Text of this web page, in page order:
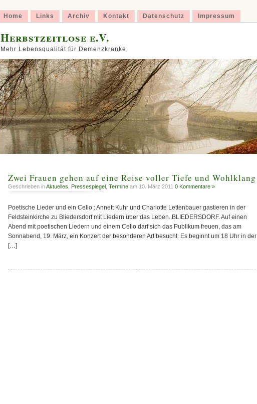
Home Links Archiv Kontakt Datenschutz Impressum
Herbstzeitlose e.V.
Mehr Lebensqualität für Demenzkranke
Zwei Frauen gehen auf eine Reise voller Tiefe und Wohlklang
Geschrieben inAktuelles Pressespiegel Termine am 10. März 2011 0 Kommentare »
Poetische Lieder und ein Cello : Annett Kuhr und Charlotte Lettenbauer gastieren in der
Feldsteinkirche zu Bliedersdorf mit Liedern über das Leben. BLIEDERSDORF. Auf einen
Abend mit poetischen Liedern und einem Cello darf sich das Publikum freuen, das am
Sonnabend, 19. März, ein Konzert der besonderen Art besucht. Es beginnt um 18 Uhr in der
[…]